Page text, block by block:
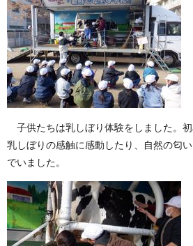
子供たちは乳しぼり体験をしました。初
乳しぼりの感触に感動したり、自然の匂
でいました。